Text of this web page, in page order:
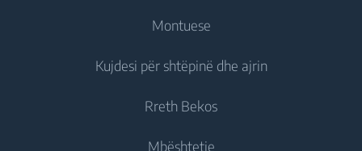
Frigoriferë
Frizë
Rrobalarëse jomontuese
Rrobalarëse montuese
Rrobalarëse Tharëse
Montuese
Ftohje
Frigoriferë montues
Frizë montues
Kujdesi për shtëpinë dhe ajrin
Rreth Bekos
Mbështetje